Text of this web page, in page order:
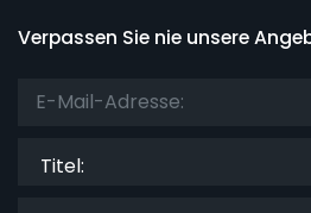
Verpassen Sie nie unsere